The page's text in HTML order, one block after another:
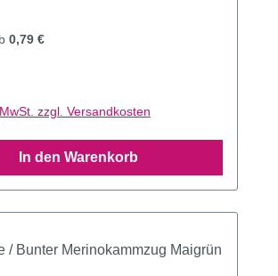
0,79 €
zzgl. Versandkosten
In den Warenkorb